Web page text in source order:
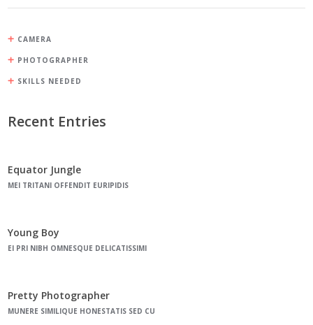
CAMERA
PHOTOGRAPHER
SKILLS NEEDED
Recent Entries
Equator Jungle
MEI TRITANI OFFENDIT EURIPIDIS
Young Boy
EI PRI NIBH OMNESQUE DELICATISSIMI
Pretty Photographer
MUNERE SIMILIQUE HONESTATIS SED CU